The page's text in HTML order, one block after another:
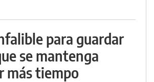
para guardar
se mantenga
más tiempo